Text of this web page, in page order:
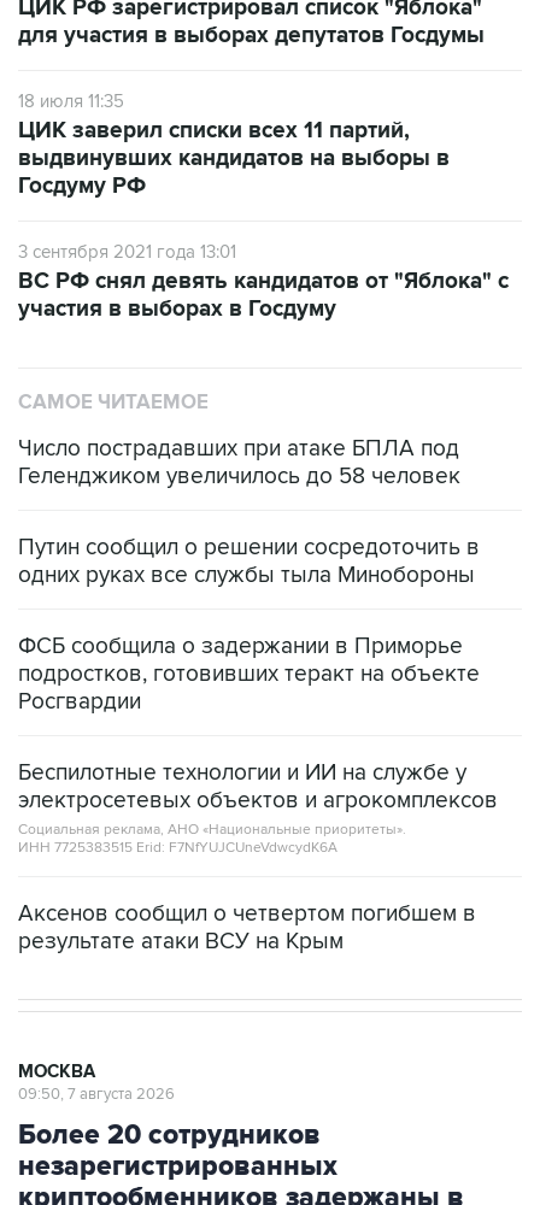
ЦИК РФ зарегистрировал список "Яблока"
для участия в выборах депутатов Госдумы
18 июля 11:35
ЦИК заверил списки всех 11 партий,
выдвинувших кандидатов на выборы в
Госдуму РФ
3 сентября 2021 года 13:01
ВС РФ снял девять кандидатов от "Яблока" с
участия в выборах в Госдуму
САМОЕ ЧИТАЕМОЕ
Число пострадавших при атаке БПЛА под
Геленджиком увеличилось до 58 человек
Путин сообщил о решении сосредоточить в
одних руках все службы тыла Минобороны
ФСБ сообщила о задержании в Приморье
подростков, готовивших теракт на объекте
Росгвардии
Беспилотные технологии и ИИ на службе у
электросетевых объектов и агрокомплексов
Социальная реклама, АНО «Национальные приоритеты».
ИНН 7725383515 Erid: F7NfYUJCUneVdwcydK6A
Аксенов сообщил о четвертом погибшем в
результате атаки ВСУ на Крым
МОСКВА
09:50, 7 августа 2026
Более 20 сотрудников
незарегистрированных
криптообменников задержаны в